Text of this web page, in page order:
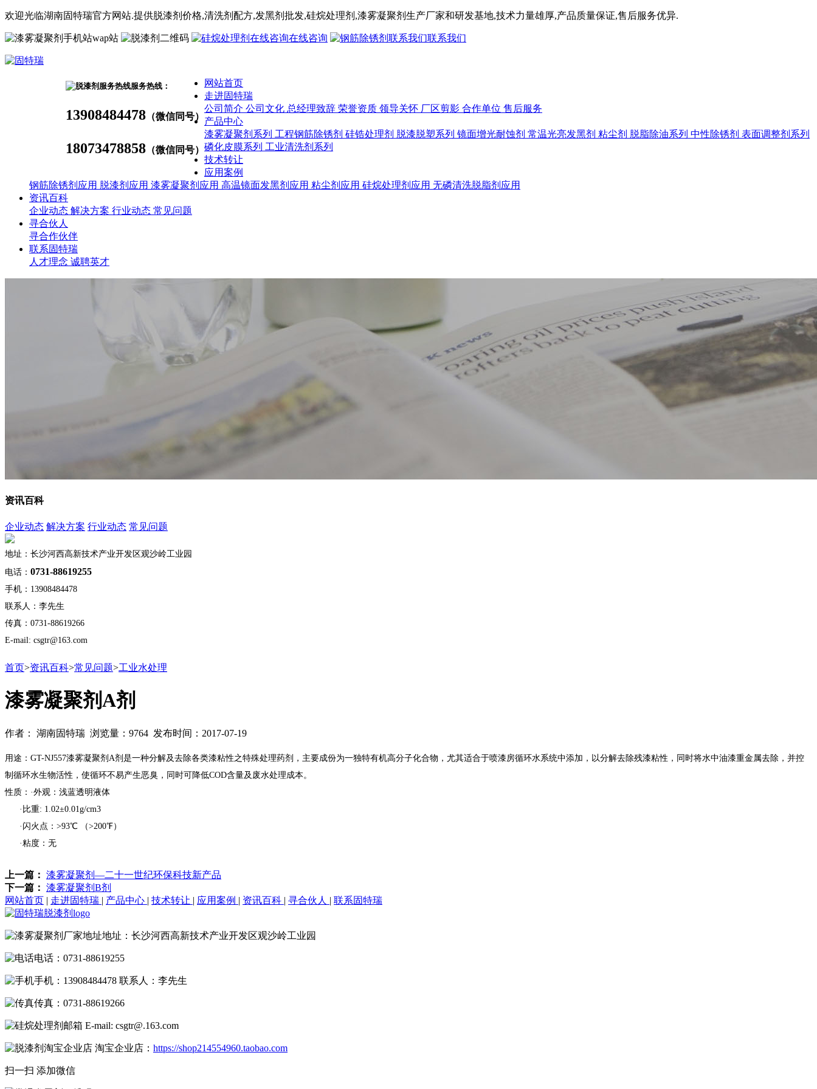
欢迎光临湖南固特瑞官方网站.提供脱漆剂价格,清洗剂 配方,发黑剂 批发,硅烷处理剂 ,漆雾凝聚剂 生产厂家和研发基地,技术力量雄厚,产品质量保证,售后服务优异.
wap站 在线咨询 联系我们
服务热线：
13908484478 （微信同号）
18073478858 （微信同号）
网站首页
走进固特瑞
公司简介 公司文化 总经理致辞 荣誉资质 领导关怀 厂区剪影 合作单位 售后服务
产品中心
漆雾凝聚剂系列 工程钢筋除锈剂 硅锆处理剂 脱漆脱塑系列 镜面增光耐蚀剂 常温光亮发黑剂 粘尘剂 脱脂除油系列 中性除锈剂 表面调整剂系列
磷化皮膜系列 工业清洗剂系列
技术转让
应用案例
钢筋除锈剂应用 脱漆剂应用 漆雾凝聚剂应用 高温镜面发黑剂应用 粘尘剂应用 硅烷处理剂应用 无磷清洗脱脂剂应用
资讯百科
企业动态 解决方案 行业动态 常见问题
寻合伙人
寻合作伙伴
联系固特瑞
人才理念 诚聘英才
资讯百科
企业动态 解决方案 行业动态 常见问题
地址：长沙河西高新技术产业开发区观沙岭工业园
电话： 0731-88619255
手机：13908484478
联系人：李先生
传真：0731-88619266
E-mail: csgtr@163.com
首页>资讯百科>常见问题>工业水处理
漆雾凝聚剂A剂
作者： 湖南固特瑞 浏览量：9764 发布时间：2017-07-19
用途：GT-NJ557漆雾凝聚剂A剂是一种分解及去除各类漆粘性之特殊处理药剂，主要成份为一独特有机高分子化合物，尤其适合于喷漆房循环水系统中添加，以分解去除残漆粘性，同时将水中油漆重金属去除，并控
制循环水生物活性，使循环不易产生恶臭，同时可降低COD含量及废水处理成本。
性质：·外观：浅蓝透明液体
·比重: 1.02±0.01g/cm3
·闪火点：>93℃ （>200℉）
·粘度：无
上一篇： 漆雾凝聚剂—二十一世纪环保科技新产品
下一篇： 漆雾凝聚剂B剂
网站首页 | 走进固特瑞 | 产品中心 | 技术转让 | 应用案例 | 资讯百科 | 寻合伙人 | 联系固特瑞
地址：长沙河西高新技术产业开发区观沙岭工业园
电话：0731-88619255
手机：13908484478 联系人：李先生
传真：0731-88619266
E-mail: csgtr@.163.com
淘宝企业店： https://shop214554960.taobao.com
扫一扫 添加微信